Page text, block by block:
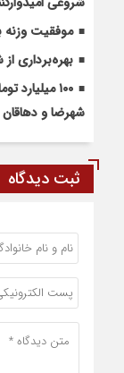
موفقیت وزنه
بهره‌برداری
۱۰۰
شهرضا و
ثبت دیدگاه